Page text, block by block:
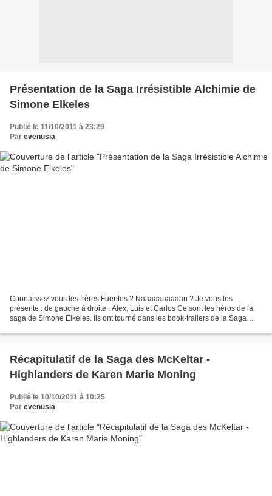
Présentation de la Saga Irrésistible Alchimie de
Simone Elkeles
Publié le 11/10/2011 à 23:29
Par evenusia
Connaissez vous les frères Fuentes ? Naaaaaaaaaan ? Je vous les
présente : de gauche à droite : Alex, Luis et Carlos Ce sont les héros de la
saga de Simone Elkeles. Ils ont tourné dans les book-trailers de la Saga
Récapitulatif de la Saga des McKeltar -
Highlanders de Karen Marie Moning
Publié le 10/10/2011 à 10:25
Par evenusia